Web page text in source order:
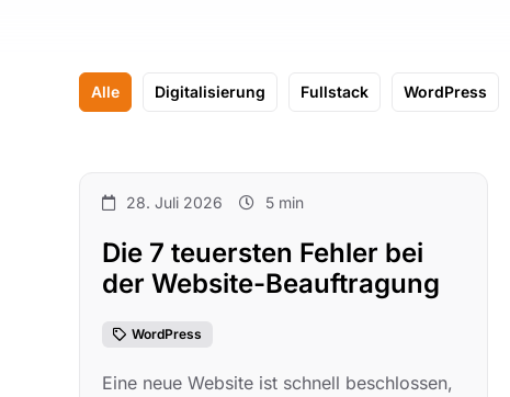
Alle Digitalisierung Fullstack WordPress
28. Juli 2026 5 min
Die 7 teuersten Fehler bei
der Website-Beauftragung
WordPress
Eine neue Website ist schnell beschlossen,